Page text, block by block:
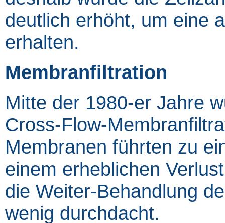
deutlich erhöht, um eine
erhalten.
Membranfiltration
Mitte der 1980-er Jahre
Cross-Flow-
Membranen führten zu
einem erheblichen
die Weiter-Behandlung
wenig durchdacht.